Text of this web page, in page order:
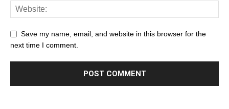
Save my name, email, and website in this browser for the
next time I comment.